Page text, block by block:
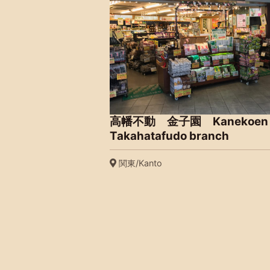
高幡不動 金子園
Takahatafudo branch
関東/Kanto